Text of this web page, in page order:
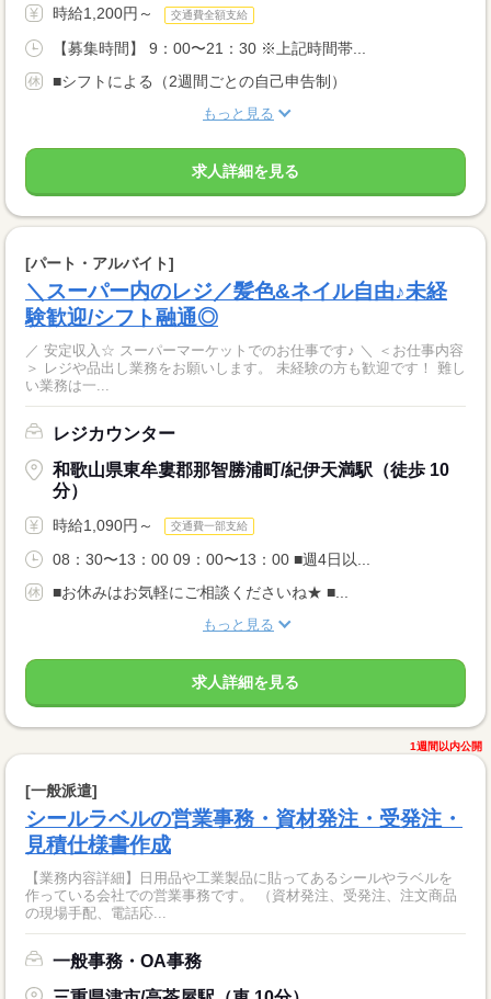
時給1,200円～ 交通費全額支給
【募集時間】 9：00〜21：30 ※上記時間帯...
■シフトによる（2週間ごとの自己申告制）
もっと見る
求人詳細を見る
[パート・アルバイト]
＼スーパー内のレジ／髪色&ネイル自由♪未経
験歓迎/シフト融通◎
／ 安定収入☆ スーパーマーケットでのお仕事です♪ ＼ ＜お仕事内容
＞ レジや品出し業務をお願いします。 未経験の方も歓迎です！ 難し
い業務は一...
レジカウンター
和歌山県東牟婁郡那智勝浦町/紀伊天満駅（徒歩 10
分）
時給1,090円～ 交通費一部支給
08：30〜13：00 09：00〜13：00 ■週4日以...
■お休みはお気軽にご相談くださいね★ ■...
もっと見る
求人詳細を見る
1週間以内公開
[一般派遣]
シールラベルの営業事務・資材発注・受発注・
見積仕様書作成
【業務内容詳細】日用品や工業製品に貼ってあるシールやラベルを
作っている会社での営業事務です。 （資材発注、受発注、注文商品
の現場手配、電話応...
一般事務・OA事務